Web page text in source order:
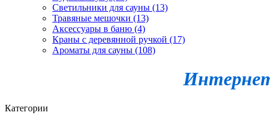
Светильники для сауны (13)
Травяные мешочки (13)
Аксессуары в баню (4)
Краны с деревянной ручкой (17)
Ароматы для сауны (108)
Категории